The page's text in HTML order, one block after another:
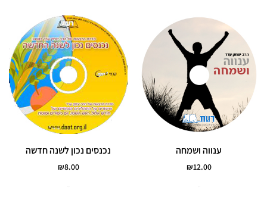
ענווה ושמחה
₪12.00
נכנסים נכון לשנה חדשה
₪8.00